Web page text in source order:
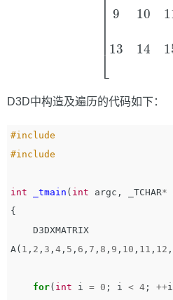
D3D中构造及遍历的代码如下：
#include
int _tmain ( int argc , _TCHAR*
{
D3DXMATRIX
A( 1 , 2 , 3 , 4 , 5 , 6 , 7 , 8 , 9 , 10 , 11 , 12 ,
for( int i = 0 ; i < 4 ; ++i